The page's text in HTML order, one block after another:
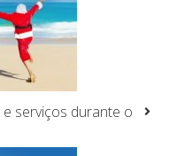
serviços durante o